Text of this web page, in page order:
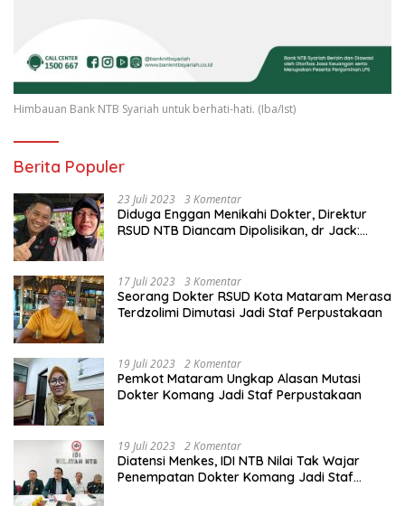
Himbauan Bank NTB Syariah untuk berhati-hati. (Iba/Ist)
Berita Populer
23 Juli 2023 3 Komentar
Diduga Enggan Menikahi Dokter, Direktur
RSUD NTB Diancam Dipolisikan, dr Jack:
17 Juli 2023 3 Komentar
Seorang Dokter RSUD Kota Mataram Merasa
Terdzolimi Dimutasi Jadi Staf Perpustakaan
19 Juli 2023 2 Komentar
Pemkot Mataram Ungkap Alasan Mutasi
Dokter Komang Jadi Staf Perpustakaan
19 Juli 2023 2 Komentar
Diatensi Menkes, IDI NTB Nilai Tak Wajar
Penempatan Dokter Komang Jadi Staf